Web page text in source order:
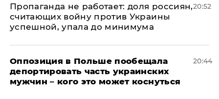
​Пропаганда не работает: доля россиян,
считающих войну против Украины
успешной, упала до минимума
20:52
Оппозиция в Польше пообещала
депортировать часть украинских
мужчин – кого это может коснуться
20:44